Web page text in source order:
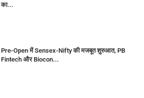
का...
Pre-Open में Sensex-Nifty की मजबूत शुरुआत, PB
Fintech और Biocon...